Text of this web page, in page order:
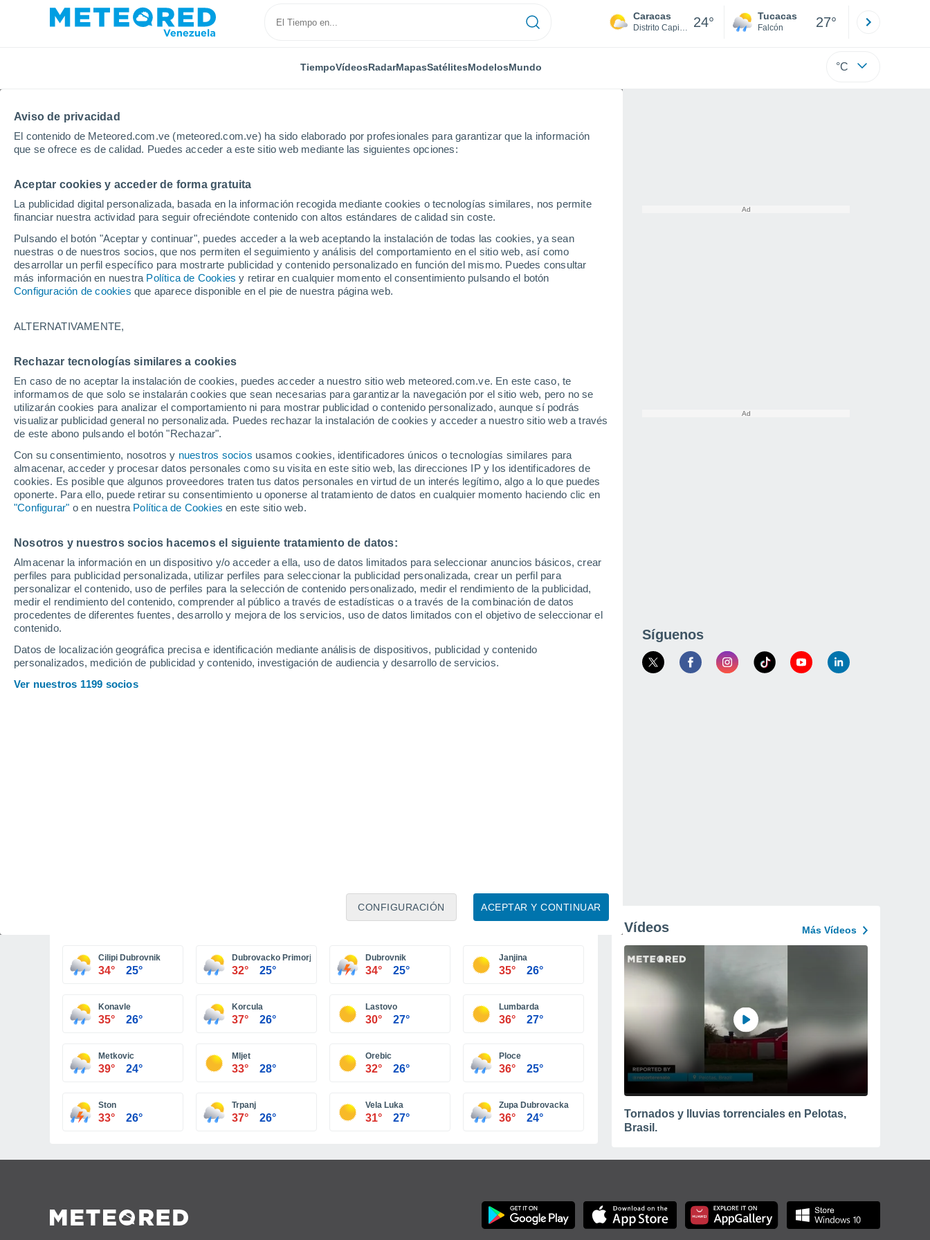
Aviso de privacidad
El contenido de Meteored.com.ve (meteored.com.ve) ha sido elaborado por profesionales para garantizar que la información
que se ofrece es de calidad. Puedes acceder a este sitio web mediante las siguientes opciones:
Aceptar cookies y acceder de forma gratuita
La publicidad digital personalizada, basada en la información recogida mediante cookies o tecnologías similares, nos permite
financiar nuestra actividad para seguir ofreciéndote contenido con altos estándares de calidad sin coste.
Pulsando el botón "Aceptar y continuar", puedes acceder a la web aceptando la instalación de todas las cookies, ya sean
nuestras o de nuestros socios, que nos permiten el seguimiento y análisis del comportamiento en el sitio web, así como
desarrollar un perfil específico para mostrarte publicidad y contenido personalizado en función del mismo. Puedes consultar
más información en nuestra Política de Cookies y retirar en cualquier momento el consentimiento pulsando el botón
Configuración de cookies que aparece disponible en el pie de nuestra página web.
ALTERNATIVAMENTE,
Rechazar tecnologías similares a cookies
En caso de no aceptar la instalación de cookies, puedes acceder a nuestro sitio web meteored.com.ve. En este caso, te
informamos de que solo se instalarán cookies que sean necesarias para garantizar la navegación por el sitio web, pero no se
utilizarán cookies para analizar el comportamiento ni para mostrar publicidad o contenido personalizado, aunque sí podrás
visualizar publicidad general no personalizada. Puedes rechazar la instalación de cookies y acceder a nuestro sitio web a través
de este abono pulsando el botón "Rechazar".
Con su consentimiento, nosotros y nuestros socios usamos cookies, identificadores únicos o tecnologías similares para
almacenar, acceder y procesar datos personales como su visita en este sitio web, las direcciones IP y los identificadores de
cookies. Es posible que algunos proveedores traten tus datos personales en virtud de un interés legítimo, algo a lo que puedes
oponerte. Para ello, puede retirar su consentimiento u oponerse al tratamiento de datos en cualquier momento haciendo clic en
"Configurar" o en nuestra Política de Cookies en este sitio web.
Nosotros y nuestros socios hacemos el siguiente tratamiento de datos:
Almacenar la información en un dispositivo y/o acceder a ella, uso de datos limitados para seleccionar anuncios básicos, crear
perfiles para publicidad personalizada, utilizar perfiles para seleccionar la publicidad personalizada, crear un perfil para
personalizar el contenido, uso de perfiles para la selección de contenido personalizado, medir el rendimiento de la publicidad,
medir el rendimiento del contenido, comprender al público a través de estadísticas o a través de la combinación de datos
procedentes de diferentes fuentes, desarrollo y mejora de los servicios, uso de datos limitados con el objetivo de seleccionar el
contenido.
Datos de localización geográfica precisa e identificación mediante análisis de dispositivos, publicidad y contenido
personalizados, medición de publicidad y contenido, investigación de audiencia y desarrollo de servicios.
Ver nuestros 1199 socios
ACEPTAR Y CONTINUAR
CONFIGURACIÓN
Caracas
Distrito Capital 24° Tucacas
Falcón 27°
TiempoVídeosRadarMapasSatélitesModelosMundo °C
Inicio Croacia Dubrovnik-Neretva
Tiempo en Dubrovnik-Neretva
Hoy, 8 agosto Todo el día Símbolo
Cilipi
Dubrovnik
37°
30°
27°
Lastovo
39°
24°
Metkovic
28°
Mljet
36°
25°
Ploce
26°
Ston
31°
27°
Síguenos
Cilipi Dubrovnik
34° 25°
Dubrovacko Primorje
32° 25°
Dubrovnik
34° 25°
Janjina
35° 26°
Konavle
35° 26°
Korcula
37° 26°
Lastovo
30° 27°
Lumbarda
36° 27°
Metkovic
39° 24°
Mljet
33° 28°
Orebic
32° 26°
Ploce
36° 25°
Ston
33° 26°
Trpanj
37° 26°
Vela Luka
31° 27°
Zupa Dubrovacka
36° 24°
Vídeos Más Vídeos
Tornados y lluvias torrenciales en Pelotas,
Brasil.